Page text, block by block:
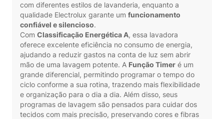
com diferentes estilos de lavanderia, enquanto a
qualidade Electrolux garante um funcionamento
confiável e silencioso.
Com Classificação Energética A, essa lavadora
oferece excelente eficiência no consumo de energia,
ajudando a reduzir gastos na conta de luz sem abrir
mão de uma lavagem potente. A Função Timer é um
grande diferencial, permitindo programar o tempo do
ciclo conforme a sua rotina, trazendo mais flexibilidade
e organização para o dia a dia. Além disso, seus
programas de lavagem são pensados para cuidar dos
tecidos com mais precisão, preservando cores e fibras